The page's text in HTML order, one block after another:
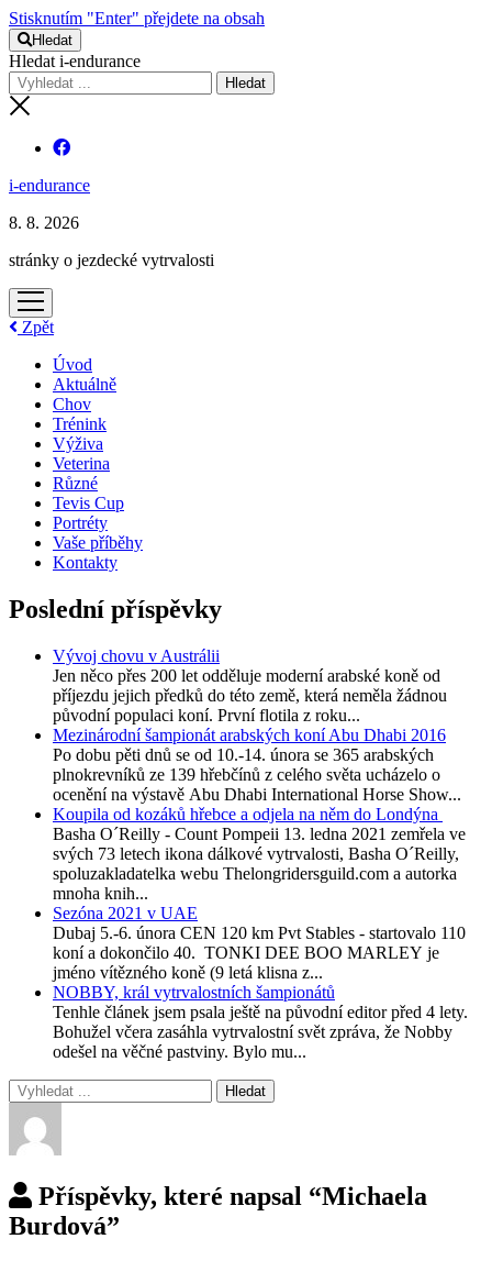
Stisknutím "Enter" přejdete na obsah
Hledat
Hledat i-endurance
i-endurance
8. 8. 2026
stránky o jezdecké vytrvalosti
otevřít
menu
Zpět
Úvod
Aktuálně
Chov
Trénink
Výživa
Veterina
Různé
Tevis Cup
Portréty
Vaše příběhy
Kontakty
Poslední příspěvky
Vývoj chovu v Austrálii
Jen něco přes 200 let odděluje moderní arabské koně od
příjezdu jejich předků do této země, která neměla žádnou
původní populaci koní. První flotila z roku...
Mezinárodní šampionát arabských koní Abu Dhabi 2016
Po dobu pěti dnů se od 10.-14. února se 365 arabských
plnokrevníků ze 139 hřebčínů z celého světa ucházelo o
ocenění na výstavě Abu Dhabi International Horse Show...
Koupila od kozáků hřebce a odjela na něm do Londýna
Basha O´Reilly - Count Pompeii 13. ledna 2021 zemřela ve
svých 73 letech ikona dálkové vytrvalosti, Basha O´Reilly,
spoluzakladatelka webu Thelongridersguild.com a autorka
mnoha knih...
Sezóna 2021 v UAE
Dubaj 5.-6. února CEN 120 km Pvt Stables - startovalo 110
koní a dokončilo 40. TONKI DEE BOO MARLEY je
jméno vítězného koně (9 letá klisna z...
NOBBY, král vytrvalostních šampionátů
Tenhle článek jsem psala ještě na původní editor před 4 lety.
Bohužel včera zasáhla vytrvalostní svět zpráva, že Nobby
odešel na věčné pastviny. Bylo mu...
Příspěvky, které napsal “Michaela
Burdová”